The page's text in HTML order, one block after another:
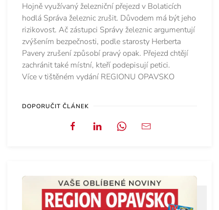
Hojně využívaný železniční přejezd v Bolaticích
hodlá Správa železnic zrušit. Důvodem má být jeho
rizikovost. Ač zástupci Správy železnic argumentují
zvýšením bezpečnosti, podle starosty Herberta
Pavery zrušení způsobí pravý opak. Přejezd chtějí
zachránit také místní, kteří podepisují petici.
Více v tištěném vydání REGIONU OPAVSKO
DOPORUČIT ČLÁNEK